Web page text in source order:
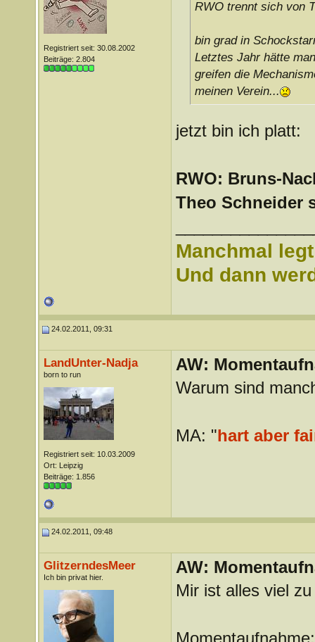
Registriert seit: 30.08.2002
Beiträge: 2.804
RWO trennt sich von
bin grad in
Letztes Jahr hätte
greifen die
meinen Verein...
jetzt bin ich platt:
RWO: Bruns-
Theo Schneider
Manchmal
Und dann
24.02.2011, 09:31
LandUnter-Nadja
born to run
Registriert seit: 10.03.2009
Ort: Leipzig
Beiträge: 1.856
AW:
Warum sind
MA: "hart aber
24.02.2011, 09:48
GlitzerndesMeer
Ich bin privat hier.
AW:
Mir ist alles viel